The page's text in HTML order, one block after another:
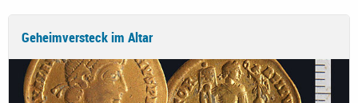
Geheimversteck im Altar